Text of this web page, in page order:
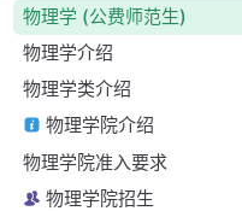
物理学 (公费师范生)
物理学介绍
物理学类介绍
物理学院介绍
物理学院准入要求
物理学院招生